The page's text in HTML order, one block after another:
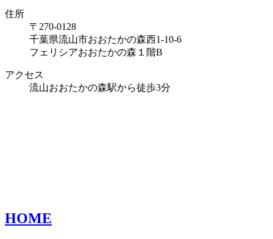
住所
〒270-0128
千葉県流山市おおたかの森西1-10-6
フェリシアおおたかの森１階B
アクセス
流山おおたかの森駅から徒歩3分
HOME